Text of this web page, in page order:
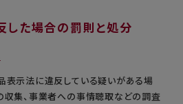
した場合の罰則と処分
表示法に違反している疑いがある場
収集、事業者への事情聴取などの調査